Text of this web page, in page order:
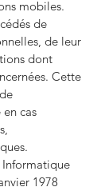
mobiles.
de
de leur
dont
Cette
cas
Informatique
1978